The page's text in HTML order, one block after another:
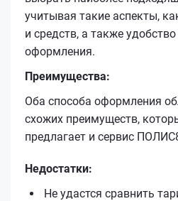
учитывая такие аспекты,
и средств, а также
оформления.
Преимущества:
Оба способа оформления
схожих преимуществ,
предлагает и сервис
Недостатки:
Не удастся сравнить